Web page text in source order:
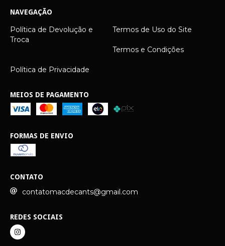
NAVEGAÇÃO
Política de Devolução e
Troca
Termos de Uso do Site
Termos e Condições
Política de Privacidade
MEIOS DE PAGAMENTO
FORMAS DE ENVIO
CONTATO
contatomacdecants@gmail.com
REDES SOCIAIS